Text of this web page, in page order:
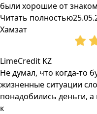
были хорошие от
Читать полностью
Хамзат
LimeCredit KZ
Не думал, что когда-то
жизненные ситуации
понадобились деньги,
к